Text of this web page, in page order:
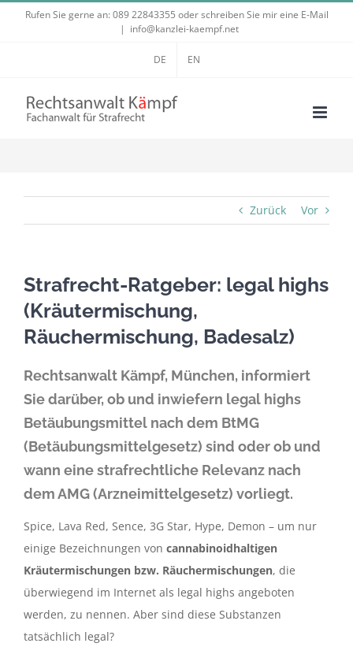
Rufen Sie gerne an: 089 22843355 oder schreiben Sie mir eine E-Mail
| info@kanzlei-kaempf.net
DE EN
Zurück Vor
Strafrecht-Ratgeber: legal highs
(Kräutermischung,
Räuchermischung, Badesalz)
Rechtsanwalt Kämpf, München, informiert
Sie darüber, ob und inwiefern legal highs
Betäubungsmittel nach dem BtMG
(Betäubungsmittelgesetz) sind oder ob und
wann eine strafrechtliche Relevanz nach
dem AMG (Arzneimittelgesetz) vorliegt.
Spice, Lava Red, Sence, 3G Star, Hype, Demon – um nur
einige Bezeichnungen von cannabinoidhaltigen
Kräutermischungen bzw. Räuchermischungen, die
überwiegend im Internet als legal highs angeboten
werden, zu nennen. Aber sind diese Substanzen
tatsächlich legal?